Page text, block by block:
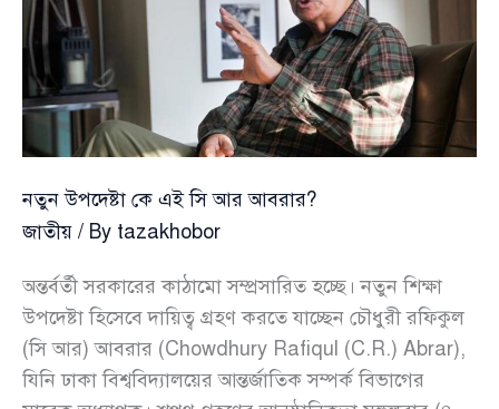
নতুন উপদেষ্টা কে এই সি আর আবরার?
জাতীয় / By tazakhobor
অন্তর্বর্তী সরকারের কাঠামো সম্প্রসারিত হচ্ছে। নতুন শিক্ষা
উপদেষ্টা হিসেবে দায়িত্ব গ্রহণ করতে যাচ্ছেন চৌধুরী রফিকুল
(সি আর) আবরার (Chowdhury Rafiqul (C.R.) Abrar),
যিনি ঢাকা বিশ্ববিদ্যালয়ের আন্তর্জাতিক সম্পর্ক বিভাগের